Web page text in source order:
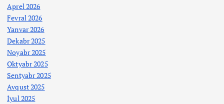
Aprel 2026
Fevral 2026
Yanvar 2026
Dekabr 2025
Noyabr 2025
Oktyabr 2025
Sentyabr 2025
Avqust 2025
İyul 2025